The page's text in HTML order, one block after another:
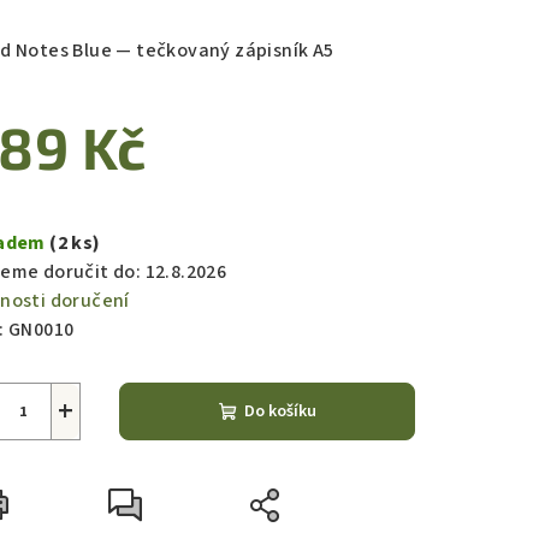
Notes Blue — tečkovaný zápisník A5
Kč
(2 ks)
doručit do: 12.8.2026
doručení
GN0010
+ Do košíku